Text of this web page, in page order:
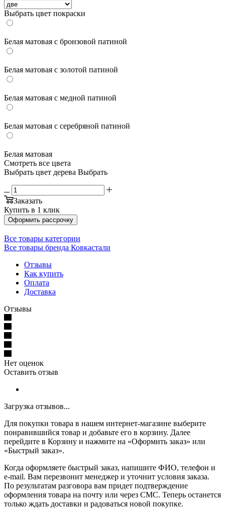
Выбрать цвет покраски
Белая матовая с бронзовой патиной
Белая матовая с золотой патиной
Белая матовая с медной патиной
Белая матовая с серебряной патиной
Белая матовая
Смотреть все цвета
Выбрать цвет дерева Выбрать
Заказать
Купить в 1 клик
Оформить рассрочку
Все товары категории
Все товары бренда Ковкастали
Отзывы
Как купить
Оплата
Доставка
Отзывы
Нет оценок
Оставить отзыв
Загрузка отзывов...
Для покупки товара в нашем интернет-магазине выберите
понравившийся товар и добавьте его в корзину. Далее
перейдите в Корзину и нажмите на «Оформить заказ» или
«Быстрый заказ».
Когда оформляете быстрый заказ, напишите ФИО, телефон и
e-mail. Вам перезвонит менеджер и уточнит условия заказа.
По результатам разговора вам придет подтверждение
оформления товара на почту или через СМС. Теперь останется
только ждать доставки и радоваться новой покупке.